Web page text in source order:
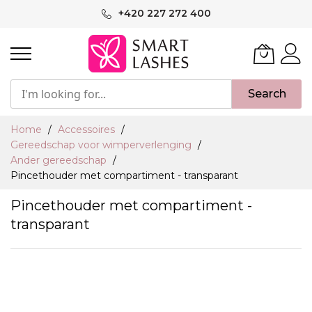
inhoud
+420 227 272 400
Search
Home
Accessoires
Gereedschap voor wimperverlenging
Ander gereedschap
Pincethouder met compartiment - transparant
Pincethouder met compartiment -
transparant